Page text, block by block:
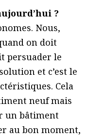
?
Nous,
on doit
persuader le
et c’est le
Cela
neuf mais
un bâtiment
au bon moment,